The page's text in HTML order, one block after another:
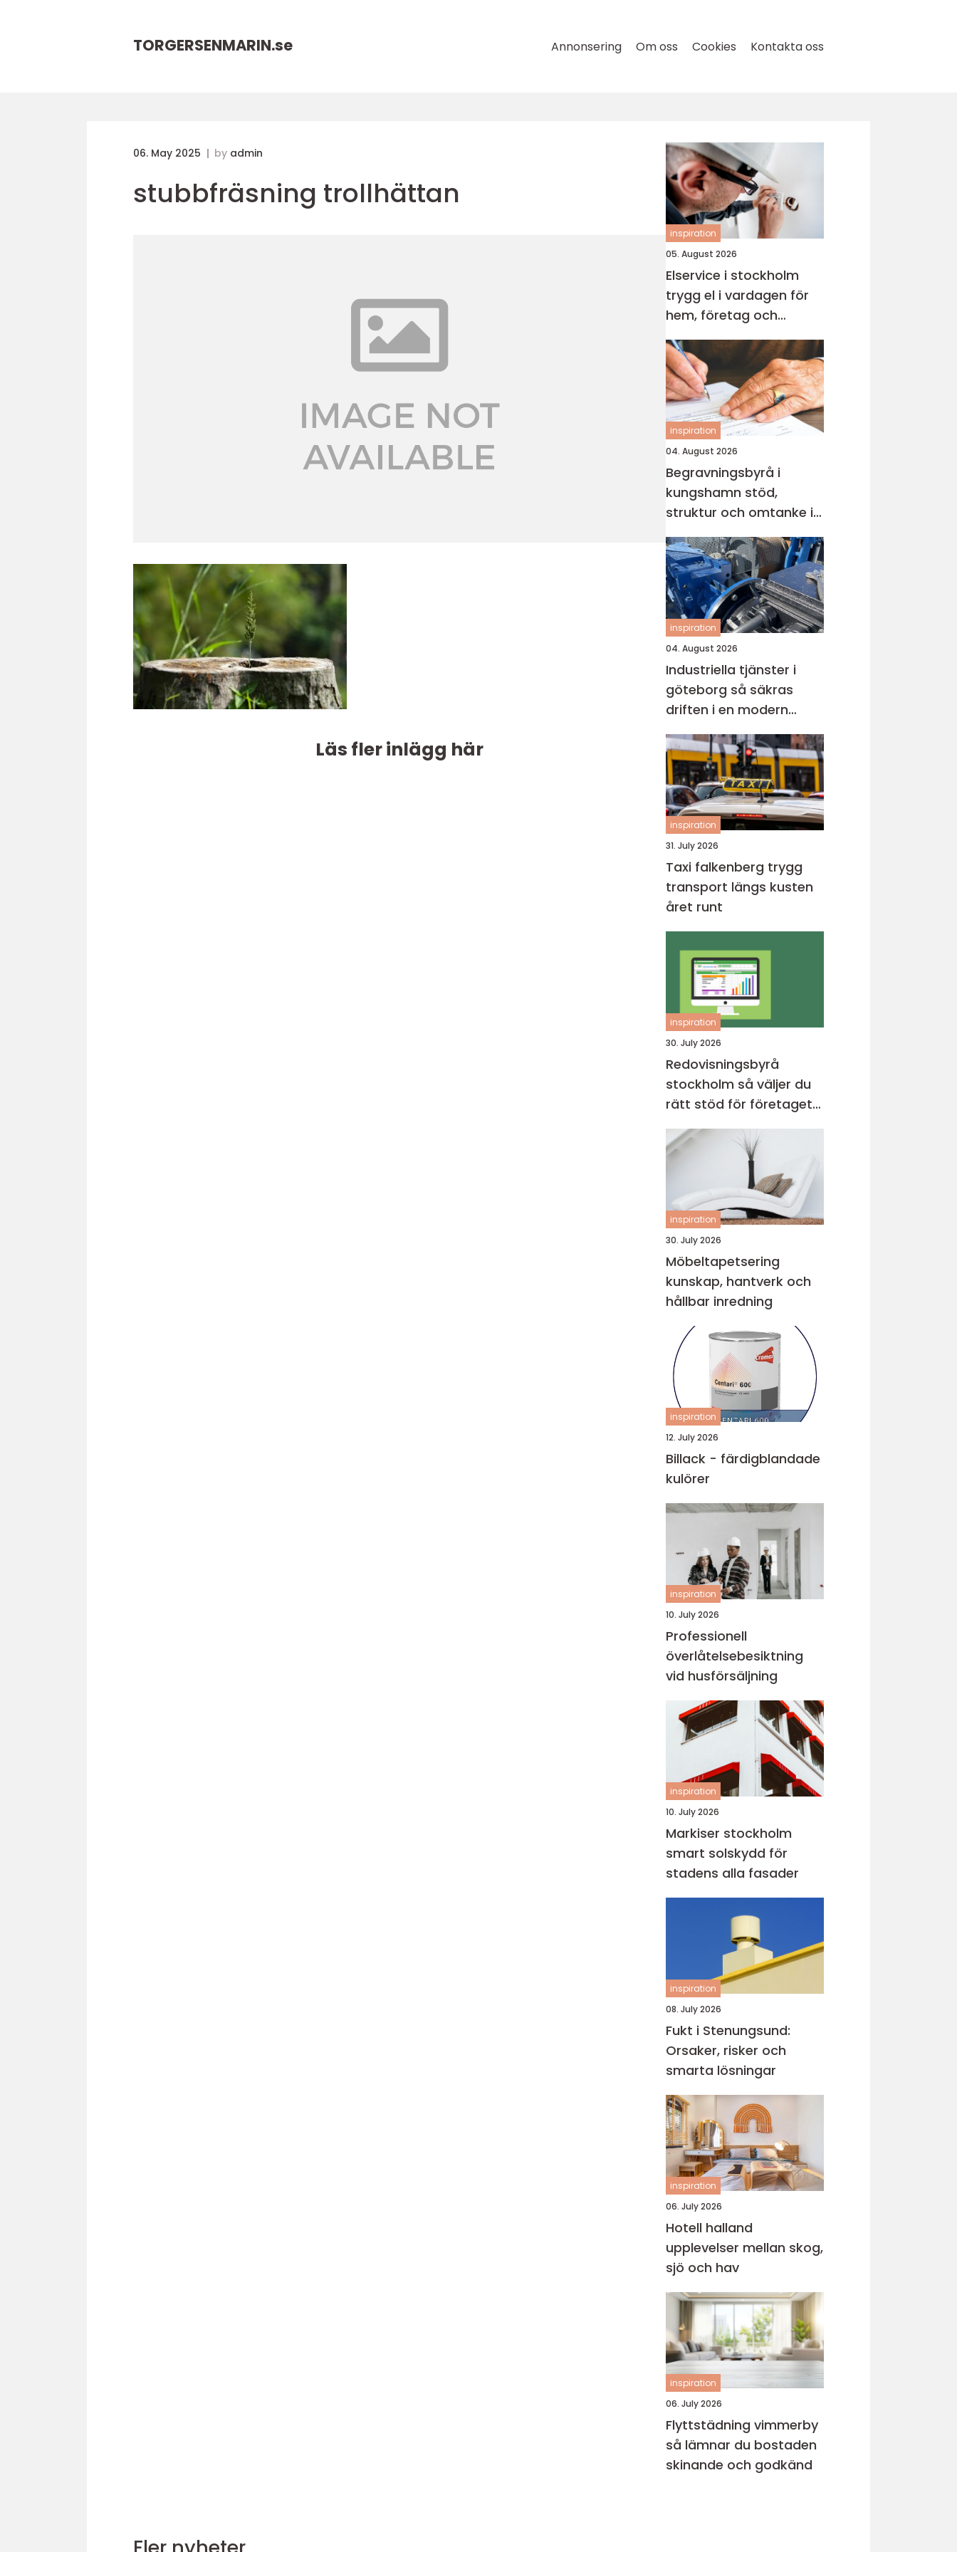
TORGERSENMARIN.se Annonsering Om oss Cookies Kontakta oss
06. May 2025 by admin
stubbfräsning trollhättan
Läs fler inlägg här
inspiration
05. August 2026
Elservice i stockholm
trygg el i vardagen för
hem, företag och
industri
inspiration
04. August 2026
Begravningsbyrå i
kungshamn stöd,
struktur och omtanke i
en svår tid
inspiration
04. August 2026
Industriella tjänster i
göteborg så säkras
driften i en modern
industristad
inspiration
31. July 2026
Taxi falkenberg trygg
transport längs kusten
året runt
inspiration
30. July 2026
Redovisningsbyrå
stockholm så väljer du
rätt stöd för företagets
ekonomi
inspiration
30. July 2026
Möbeltapetsering
kunskap, hantverk och
hållbar inredning
inspiration
12. July 2026
Billack - färdigblandade
kulörer
inspiration
10. July 2026
Professionell
överlåtelsebesiktning
vid husförsäljning
inspiration
10. July 2026
Markiser stockholm
smart solskydd för
stadens alla fasader
inspiration
08. July 2026
Fukt i Stenungsund:
Orsaker, risker och
smarta lösningar
inspiration
06. July 2026
Hotell halland
upplevelser mellan skog,
sjö och hav
inspiration
06. July 2026
Flyttstädning vimmerby
så lämnar du bostaden
skinande och godkänd